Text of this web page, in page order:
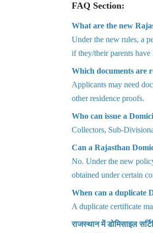
FAQ Section:
What are the new
Under the new rules, a
if they/their parents
Which documents are
Applicants may need
other residence proofs.
Who can issue a
Collectors, Sub-
Can a Rajasthan
No. Under the new
obtained under certain
When can a duplicate
A duplicate certificate
राजस्थान में डोमिसाइल